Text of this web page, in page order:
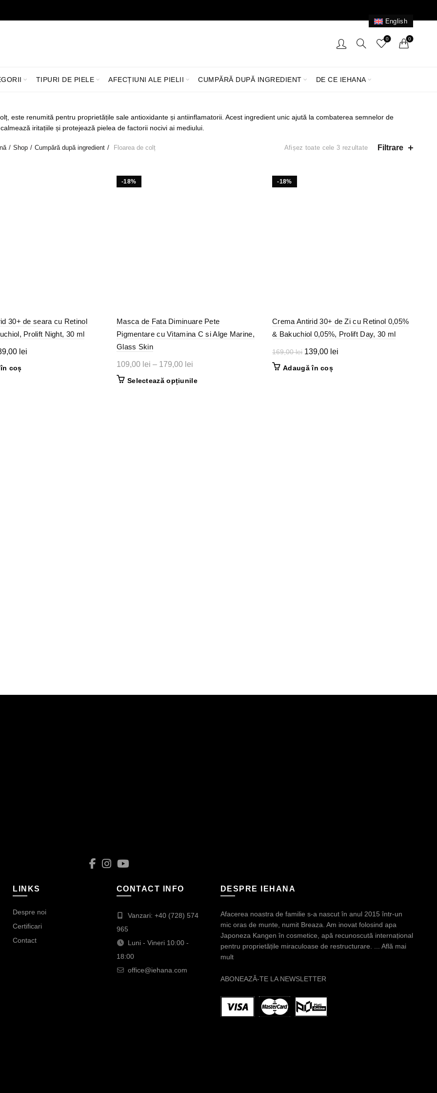
English
0 0
TIPURI DE PIELE AFECȚIUNI ALE PIELII CUMPĂRĂ DUPĂ INGREDIENT DE CE IEHANA
este renumită pentru proprietățile sale antioxidante și antiinflamatorii. Acest ingredient unic ajută la combaterea semnelor de
iritațiile și protejează pielea de factorii nocivi ai mediului.
Shop Cumpără după ingredient Floarea de colț Afișez toate cele 3 rezultate Filtrare
30+ de seara cu Retinol
Prolift Night, 30 ml
leiPrețul
coș
-18%
Masca de Fata Diminuare Pete
Pigmentare cu Vitamina C si Alge Marine,
Glass Skin
109,00 lei – 179,00 leiInterval
Selectează opțiunileAcest
-18%
Crema Antirid 30+ de Zi cu Retinol 0,05%
& Bakuchiol 0,05%, Prolift Day, 30 ml
169,00lei Prețul
inițial
139,00 lei
Adaugă în coș
LINKS
Despre noi
Certificari
Contact
CONTACT INFO
Vanzari: +40 (728) 574
965
Luni - Vineri 10:00 -
18:00
office@iehana.com
DESPRE IEHANA
Afacerea noastra de familie s-a nascut în anul 2015 într-un
mic oras de munte, numit Breaza. Am inovat folosind apa
Japoneza Kangen în cosmetice, apă recunoscută internațional
pentru proprietățile miraculoase de restructurare.
... Află mai
mult
ABONEAZĂ-TE LA NEWSLETTER